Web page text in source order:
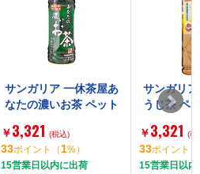
サンガリア 一休茶屋あ
なたの濃いお茶 ペット
￥3,321 (税込)
33ポイント （ 1%）
15営業日以内に出荷
サンガリ
うじ茶 ペ
￥3,321 (税
33ポイント
15営業日以内